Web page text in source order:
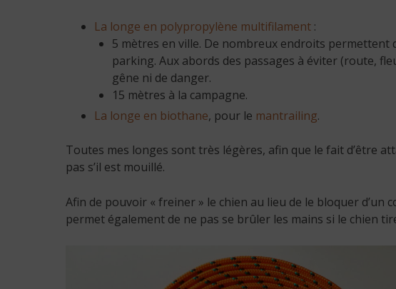
La longe en polypropylène multifilament :
5 mètres en ville. De nombreux endroits
parking. Aux abords des passages à éviter (route,
gêne ni de danger.
15 mètres à la campagne.
La longe en biothane, pour le mantrailing.
Toutes mes longes sont très légères, afin que le fait d’être
pas s’il est mouillé.
Afin de pouvoir « freiner » le chien au lieu de le bloquer
permet également de ne pas se brûler les mains si le chien